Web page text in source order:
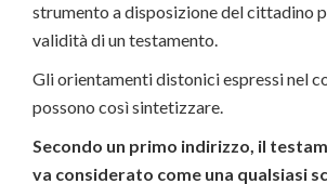
strumento a disposizione del cittadino
validità di un testamento.
Gli orientamenti distonici espressi nel
possono così sintetizzare.
Secondo un primo indirizzo, il
va considerato come una qualsiasi